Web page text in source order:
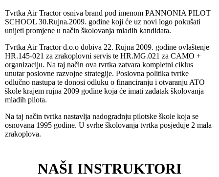
Tvrtka Air Tractor osniva brand pod imenom PANNONIA PILOT
SCHOOL 30.Rujna.2009. godine koji će uz novi logo pokušati
unijeti promjene u način školovanja mladih kandidata.
Tvrtka Air Tractor d.o.o dobiva 22. Rujna 2009. godine ovlaštenje
HR.145-021 za zrakoplovni servis te HR.MG.021 za CAMO +
organizaciju. Na taj način ova tvrtka zatvara kompletni ciklus
unutar poslovne razvojne strategije. Poslovna politika tvrtke
odlučno nastupa te donosi odluku o financiranju i otvaranju ATO
škole krajem rujna 2009 godine koja će imati zadatak školovanja
mladih pilota.
Na taj način tvrtka nastavlja nadogradnju pilotske škole koja se
osnovana 1995 godine. U svrhe školovanja tvrtka posjeduje 2 mala
zrakoplova.
NAŠI INSTRUKTORI